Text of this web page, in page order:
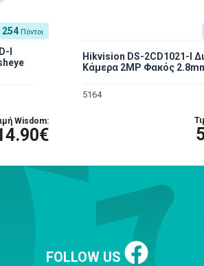
254 Πόντοι
I
Wisdom:
Hikvision DS-2CD1021-I
Κάμερα 2MP Φακός
5164
FOLLOW US